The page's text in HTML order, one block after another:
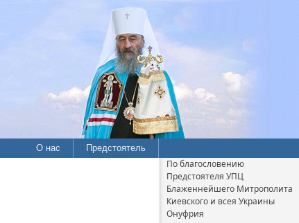
О нас Предстоятель
По благословению
Предстоятеля УПЦ
Блаженнейшего Митрополита
Киевского и всея Украины
Онуфрия